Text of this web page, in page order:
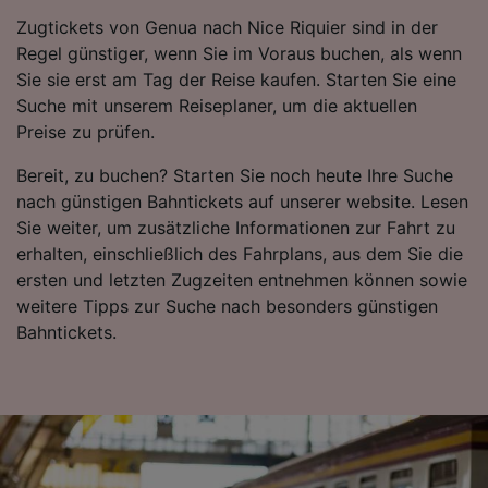
Zugtickets von Genua nach Nice Riquier sind in der
Regel günstiger, wenn Sie im Voraus buchen, als wenn
Sie sie erst am Tag der Reise kaufen. Starten Sie eine
Suche mit unserem Reiseplaner, um die aktuellen
Preise zu prüfen.
Bereit, zu buchen? Starten Sie noch heute Ihre Suche
nach günstigen Bahntickets auf unserer website. Lesen
Sie weiter, um zusätzliche Informationen zur Fahrt zu
erhalten, einschließlich des Fahrplans, aus dem Sie die
ersten und letzten Zugzeiten entnehmen können sowie
weitere Tipps zur Suche nach besonders günstigen
Bahntickets.
Surfverhalten nicht zu verfolgen.
Wir und unsere Partner verarbeiten Daten, um
Folgendes bereitzustellen:
Verwendung genauer Standortdaten.
Endgeräteeigenschaften zur Identifikation
aktiv abfragen. Speichern von oder Zugriff auf
Informationen auf einem Endgerät.
Personalisierte Werbung und Inhalte, Messung
von Werbeleistung und der Performance von
Inhalten, Zielgruppenforschung sowie
Entwicklung und Verbesserung von
Angeboten.
Liste der Partner (Lieferanten)